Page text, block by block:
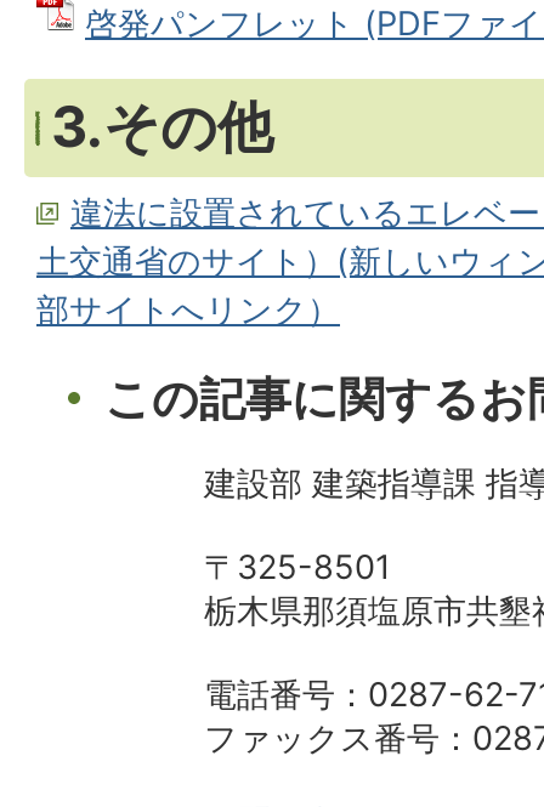
啓発パンフレット (PDFファ
3.その他
違法に設置されているエレベ
土交通省のサイト）(新しいウィ
部サイトへリンク）
この記事に関する
建設部 建築指導課 指
〒325-8501
栃木県那須塩原市共
電話番号：0287-62-
ファックス番号：